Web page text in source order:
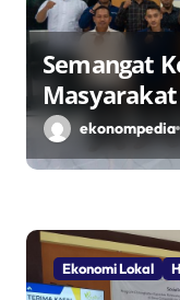
Semangat
Desaekonompedia
Ekonomi Lokal